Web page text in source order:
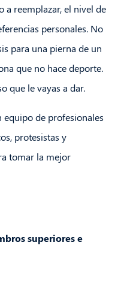
a reemplazar, el nivel de
personales. No
para una pierna de un
que no hace deporte.
que le vayas a dar.
de profesionales
protesistas y
tomar la mejor
superiores e